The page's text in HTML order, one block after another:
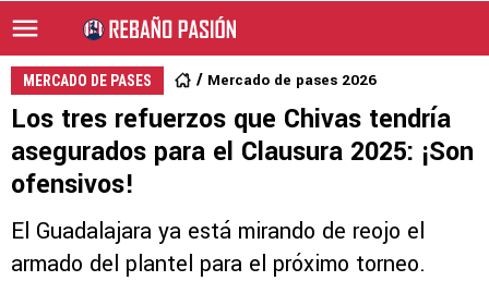
MERCADO DE PASES Mercado de pases 2026
Los tres refuerzos que Chivas tendría
asegurados para el Clausura 2025: ¡Son
ofensivos!
El Guadalajara ya está mirando de reojo el
armado del plantel para el próximo torneo.